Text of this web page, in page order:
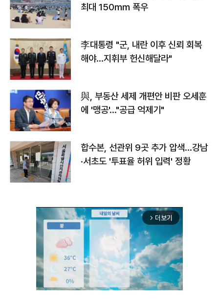
최대 150㎜ 폭우
李대통령 "군, 내란 이후 신뢰 회복
해야…지휘부 헌신해달라"
與, 부동산 세제 개편안 비판 오세훈
에 '맹공'…"공급 억제기"
합수본, 선관위 9곳 추가 압색…강남
·서초도 '투표율 허위 입력' 정황
arrow_forward_ios 더보기